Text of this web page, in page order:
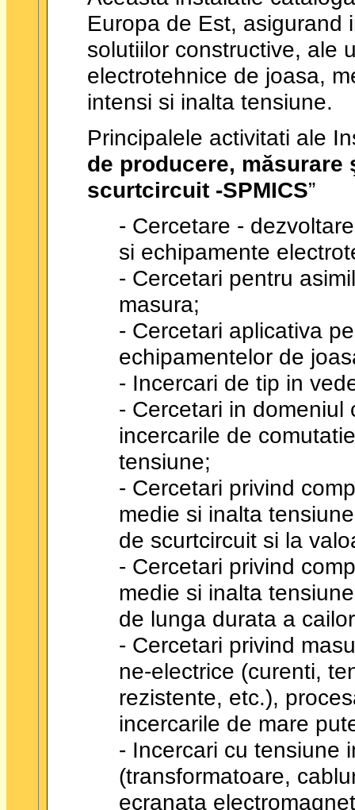
Europa de Est, asigurand
solutiilor constructive, ale
electrotehnice de joasa,
intensi si inalta tensiune.
Principalele activitati ale
de producere,
scurtcircuit -SPMICS”
- Cercetare -
si echipamente
- Cercetari pentru
masura;
- Cercetari aplicativa
echipamentelor de
- Incercari de tip in
- Cercetari in domeniul
incercarile de
tensiune;
- Cercetari privind
medie si inalta
de scurtcircuit si la
- Cercetari privind
medie si inalta
de lunga durata a
- Cercetari privind
ne-electrice (curenti,
rezistente, etc.),
incercarile de mare
- Incercari cu tensiune
(transformatoare,
ecranata